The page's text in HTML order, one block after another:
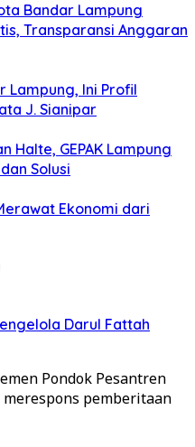
Bandar Lampung
Transparansi Anggaran
Lampung, Ini Profil
J. Sianipar
Halte, GEPAK Lampung
Solusi
Ekonomi dari
Darul Fattah
Pondok Pesantren
pemberitaan